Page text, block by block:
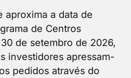
aproxima a data de
de Centros
de setembro de 2026,
investidores apressam-
pedidos através do